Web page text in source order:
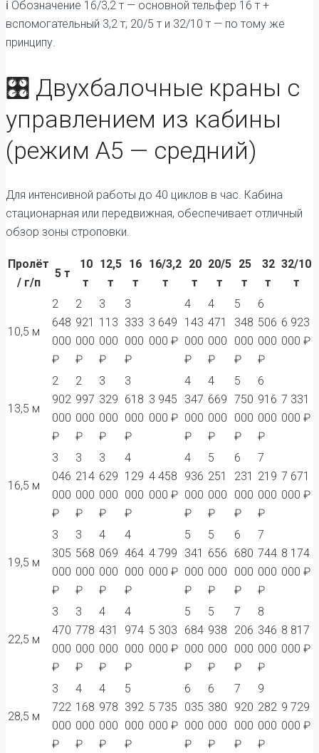
ℹ️ Обозначение 16/3,2 т — основной тельфер 16 т +
вспомогательный 3,2 т; 20/5 т и 32/10 т — по тому же
принципу.
🎛️ Двухбалочные краны с
управлением из кабины
(режим А5 — средний)
Для интенсивной работы до 40 циклов в час. Кабина
стационарная или передвижная, обеспечивает отличный
обзор зоны строповки.
Пролёт
/ г/п
5 т
10
т
12,5
т
16
т
16/3,2
т
20
т
20/5
т
25
т
32
т
32/10
т
10,5 м
2
648
000
₽
2
921
000
₽
3
113
000
₽
3
333
000
₽
3 649
000 ₽
4
143
000
₽
4
471
000
₽
5
348
000
₽
6
506
000
₽
6 923
000 ₽
13,5 м
2
902
000
₽
2
997
000
₽
3
329
000
₽
3
618
000
₽
3 945
000 ₽
4
347
000
₽
4
669
000
₽
5
750
000
₽
6
916
000
₽
7 331
000 ₽
16,5 м
3
046
000
₽
3
214
000
₽
3
629
000
₽
4
129
000
₽
4 458
000 ₽
4
936
000
₽
5
251
000
₽
6
231
000
₽
7
219
000
₽
7 671
000 ₽
19,5 м
3
305
000
₽
3
568
000
₽
4
069
000
₽
4
464
000
₽
4 799
000 ₽
5
341
000
₽
5
656
000
₽
6
680
000
₽
7
744
000
₽
8 174
000 ₽
22,5 м
3
470
000
₽
3
778
000
₽
4
431
000
₽
4
974
000
₽
5 303
000 ₽
5
684
000
₽
5
938
000
₽
7
206
000
₽
8
346
000
₽
8 817
000 ₽
28,5 м
3
722
000
₽
4
168
000
₽
4
978
000
₽
5
392
000
₽
5 735
000 ₽
6
035
000
₽
6
380
000
₽
7
920
000
₽
9
282
000
₽
9 729
000 ₽